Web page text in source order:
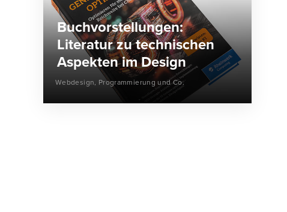
Buchvorstellungen:
Literatur zu technischen
Aspekten im Design
Webdesign, Programmierung und Co.